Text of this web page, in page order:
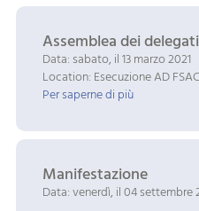
Assemblea dei delegati
Data: sabato, il 13 marzo 2021
Location: Esecuzione AD
Per saperne di più
Manifestazione
Data: venerdì, il 04 settembre